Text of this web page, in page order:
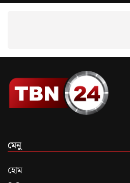
মেনু
হোম